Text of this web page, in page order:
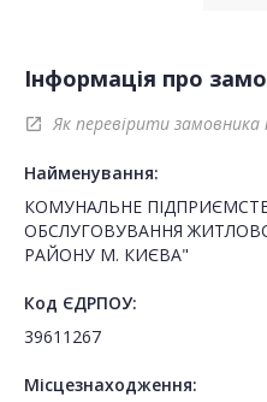
Інформація про
open_in_new Як перевірити
Найменування:
КОМУНАЛЬНЕ
ОБСЛУГОВУВАННЯ
РАЙОНУ М. КИЄВА"
Код ЄДРПОУ:
39611267
Місцезнаходження: